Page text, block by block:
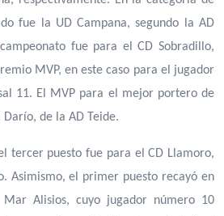
fue la UD Campana, segundo la AD
fue para el CD Sobradillo,
MVP, en este caso para el jugador
11. El MVP para el mejor portero de
de la AD Teide.
tercer puesto fue para el CD Llamoro,
Asimismo, el primer puesto recayó en
Alisios, cuyo jugador número 10